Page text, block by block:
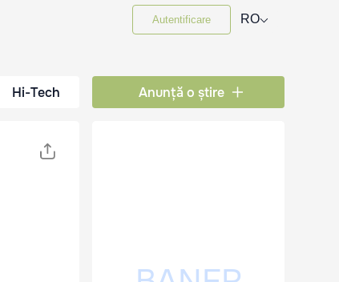
Autentificare RO⌵
Hi-Tech Anunță o știre